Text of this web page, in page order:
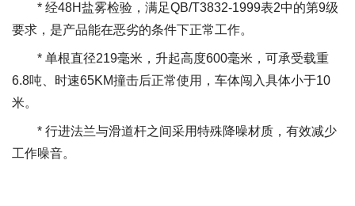
* 经48H盐雾检验，满足QB/T3832-1999表2中的第9级
要求，是产品能在恶劣的条件下正常工作。
* 单根直径219毫米，升起高度600毫米，可承受载重
6.8吨、时速65KM撞击后正常使用，车体闯入具体小于10
米。
* 行进法兰与滑道杆之间采用特殊降噪材质，有效减少
工作噪音。